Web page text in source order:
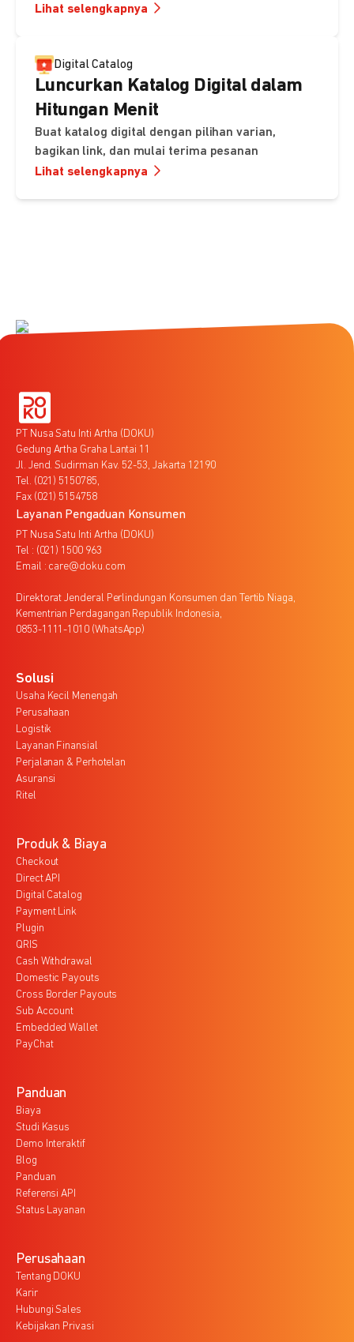
Lihat selengkapnya
Digital Catalog
Luncurkan Katalog Digital dalam
Hitungan Menit
Buat katalog digital dengan pilihan varian,
bagikan link, dan mulai terima pesanan
Lihat selengkapnya
PT Nusa Satu Inti Artha (DOKU)
Gedung Artha Graha Lantai 11
Jl. Jend. Sudirman Kav. 52-53, Jakarta 12190
Tel. (021) 5150785,
Fax (021) 5154758
Layanan Pengaduan Konsumen
PT Nusa Satu Inti Artha (DOKU)
Tel : (021) 1500 963
Email : care@doku.com
Direktorat Jenderal Perlindungan Konsumen dan Tertib Niaga,
Kementrian Perdagangan Republik Indonesia,
0853-1111-1010 (WhatsApp)
Solusi
Usaha Kecil Menengah
Perusahaan
Logistik
Layanan Finansial
Perjalanan & Perhotelan
Asuransi
Ritel
Produk & Biaya
Checkout
Direct API
Digital Catalog
Payment Link
Plugin
QRIS
Cash Withdrawal
Domestic Payouts
Cross Border Payouts
Sub Account
Embedded Wallet
PayChat
Panduan
Biaya
Studi Kasus
Demo Interaktif
Blog
Panduan
Referensi API
Status Layanan
Perusahaan
Tentang DOKU
Karir
Hubungi Sales
Kebijakan Privasi